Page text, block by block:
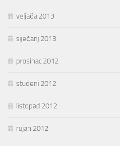
veljača 2013
siječanj 2013
prosinac 2012
studeni 2012
listopad 2012
rujan 2012